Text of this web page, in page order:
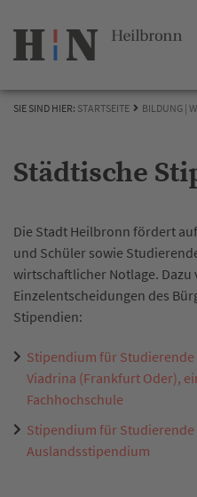
SIE SIND HIER: STARTSEITE BILDUNG |
Städtische
Die Stadt Heilbronn fördert
und Schüler sowie
wirtschaftlicher Notlage. Dazu
Einzelentscheidungen des
Stipendien:
Stipendium für
Viadrina (Frankfurt Oder),
Fachhochschule
Stipendium für
Auslandsstipendium